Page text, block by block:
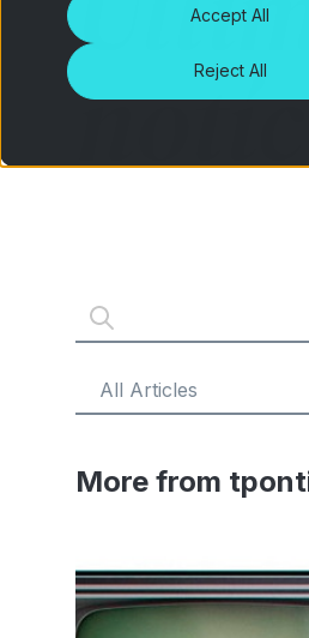
Accept All
Reject All
More from